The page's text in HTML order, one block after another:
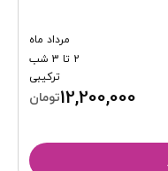
مرداد ماه
2 تا 3 شب
ترکیبی
12,200,000تومان